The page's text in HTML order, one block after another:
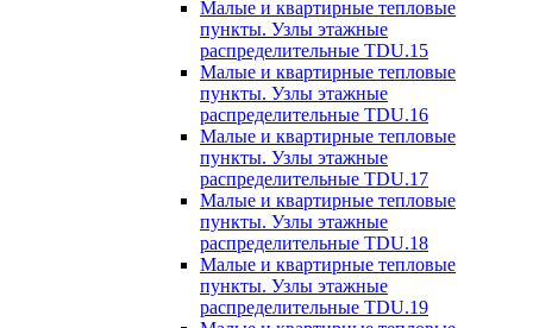
Малые и квартирные тепловые
пункты. Узлы этажные
распределительные TDU.15
Малые и квартирные тепловые
пункты. Узлы этажные
распределительные TDU.16
Малые и квартирные тепловые
пункты. Узлы этажные
распределительные TDU.17
Малые и квартирные тепловые
пункты. Узлы этажные
распределительные TDU.18
Малые и квартирные тепловые
пункты. Узлы этажные
распределительные TDU.19